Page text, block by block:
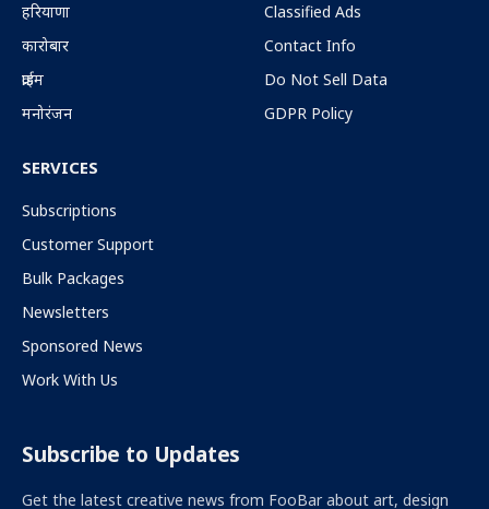
हरियाणा
कारोबार
क्राईम
मनोरंजन
Classified Ads
Contact Info
Do Not Sell Data
GDPR Policy
SERVICES
Subscriptions
Customer Support
Bulk Packages
Newsletters
Sponsored News
Work With Us
Subscribe to Updates
Get the latest creative news from FooBar about art, design